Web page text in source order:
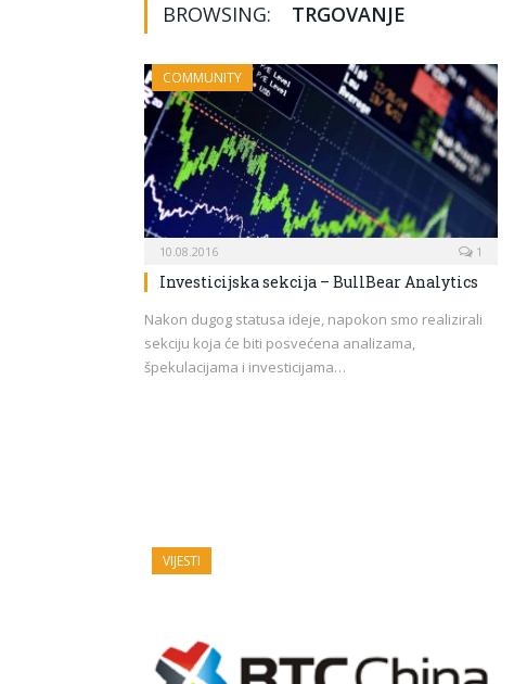
BROWSING: TRGOVANJE
COMMUNITY
10.08.2016 1
Investicijska sekcija – BullBear Analytics
Nakon dugog statusa ideje, napokon smo realizirali
sekciju koja će biti posvećena analizama,
špekulacijama i investicijama…
VIJESTI